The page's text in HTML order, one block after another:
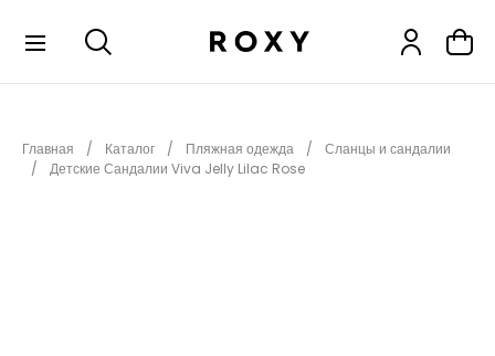
НОВИНКИ
Главная Каталог Пляжная одежда
Сланцы и сандалии
Детские Сандалии Viva Jelly Lilac Rose